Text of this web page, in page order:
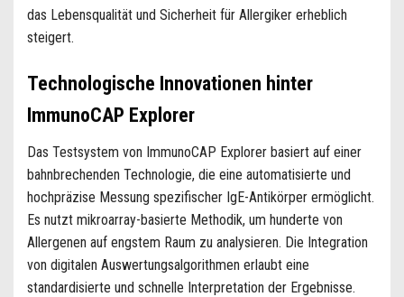
das Lebensqualität und Sicherheit für Allergiker erheblich
steigert.
Technologische Innovationen hinter
ImmunoCAP Explorer
Das Testsystem von ImmunoCAP Explorer basiert auf einer
bahnbrechenden Technologie, die eine automatisierte und
hochpräzise Messung spezifischer IgE-Antikörper ermöglicht.
Es nutzt mikroarray-basierte Methodik, um hunderte von
Allergenen auf engstem Raum zu analysieren. Die Integration
von digitalen Auswertungsalgorithmen erlaubt eine
standardisierte und schnelle Interpretation der Ergebnisse.